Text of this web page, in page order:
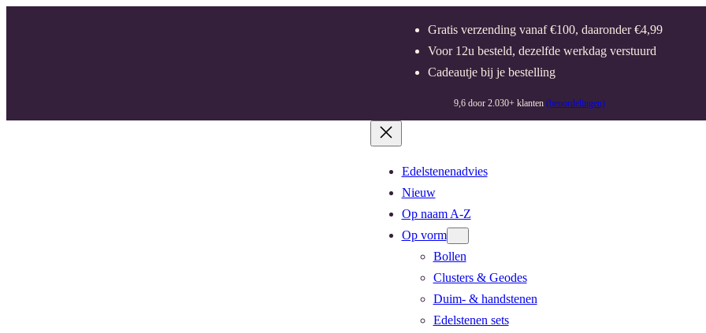
Gratis verzending vanaf €100, daaronder €4,99
Voor 12u besteld, dezelfde werkdag verstuurd
Cadeautje bij je bestelling
9,6 door 2.030+ klanten (beoordelingen)
Edelstenenadvies
Nieuw
Op naam A-Z
Op vorm
Bollen
Clusters & Geodes
Duim- & handstenen
Edelstenen sets